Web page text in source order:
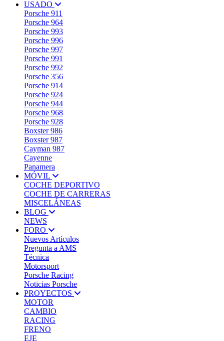
USADO
Porsche 911
Porsche 964
Porsche 993
Porsche 996
Porsche 997
Porsche 991
Porsche 992
Porsche 356
Porsche 914
Porsche 924
Porsche 944
Porsche 968
Porsche 928
Boxster 986
Boxster 987
Cayman 987
Cayenne
Panamera
MÓVIL
COCHE DEPORTIVO
COCHE DE CARRERAS
MISCELÁNEAS
BLOG
NEWS
FORO
Nuevos Artículos
Pregunta a AMS
Técnica
Motorsport
Porsche Racing
Noticias Porsche
PROYECTOS
MOTOR
CAMBIO
RACING
FRENO
EJE